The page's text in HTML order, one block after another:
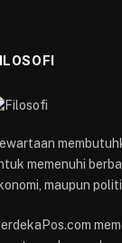
memenuhi
maupun